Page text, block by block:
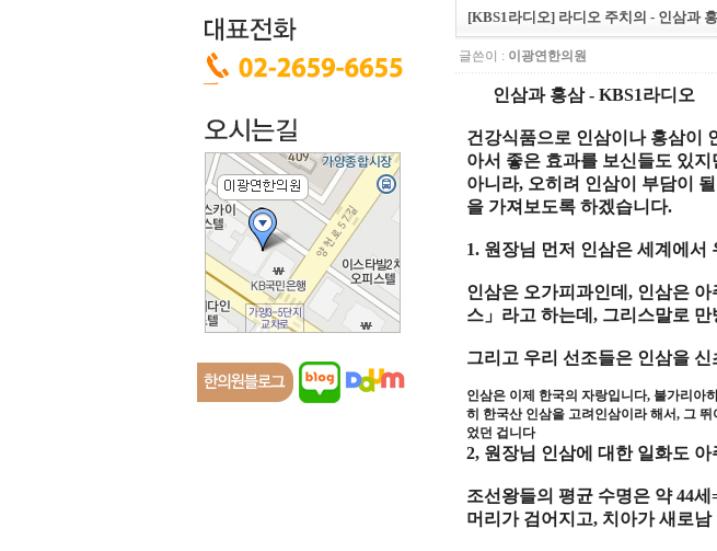
[KBS1라디오] 라디오 주치의 - 인삼과
글쓴이 : 이광연한의원
인삼과 홍삼- KBS1라디오
건강식품으로 인삼이나 홍삼이
아서 좋은 효과를 보신들도 있지
아니라, 오히려 인삼이 부담이
을 가져보도록 하겠습니다.
1. 원장님 먼저 인삼은 세계에서
인삼은 오가피과인데 , 인삼은 아
스 」 라고 하는데 , 그리스말로 만
그리고 우리 선조들은 인삼을 신
인삼은 이제 한국의 자랑입니다, 불가리아
히 한국산 인삼을 고려인삼이라 해서, 그 뛰
었던 겁니다
2, 원장님 인삼에 대한 일화도 아
조선왕들의 평균 수명은 약44세
머리 가 검어지고, 치아가 새로남